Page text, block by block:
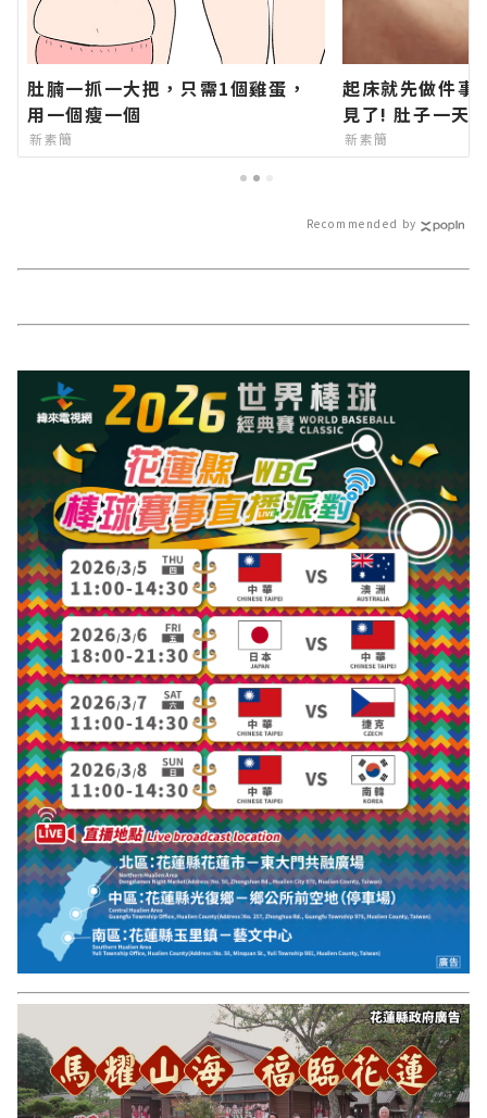
肚腩一抓一大把，只需1個雞蛋，
用一個瘦一個
新素簡
起床就先做件事
見了! 肚子一天
新素簡
Recommended by